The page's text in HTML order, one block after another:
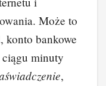
Może to
konto bankowe
minuty
,